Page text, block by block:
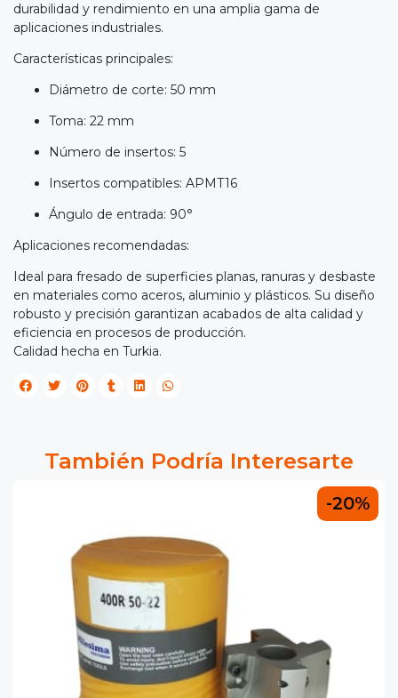
durabilidad y rendimiento en una amplia gama de
aplicaciones industriales.
Características principales:
Diámetro de corte: 50 mm
Toma: 22 mm
Número de insertos: 5
Insertos compatibles: APMT16
Ángulo de entrada: 90°
Aplicaciones recomendadas:
Ideal para fresado de superficies planas, ranuras y desbaste
en materiales como aceros, aluminio y plásticos. Su diseño
robusto y precisión garantizan acabados de alta calidad y
eficiencia en procesos de producción.
Calidad hecha en Turkia.
También Podría Interesarte
-20%